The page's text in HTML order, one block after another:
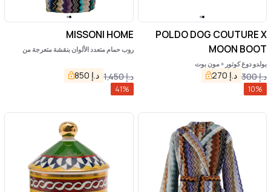
POLDO DOG COUTURE X
MOON BOOT
بولدو دوغ كوتور × مون بوت
د.إ300 د.إ 270
10%
MISSONI HOME
روب حمام متعدد الألوان بنقشة متعرجة من
د.إ1,450 د.إ 850
41%